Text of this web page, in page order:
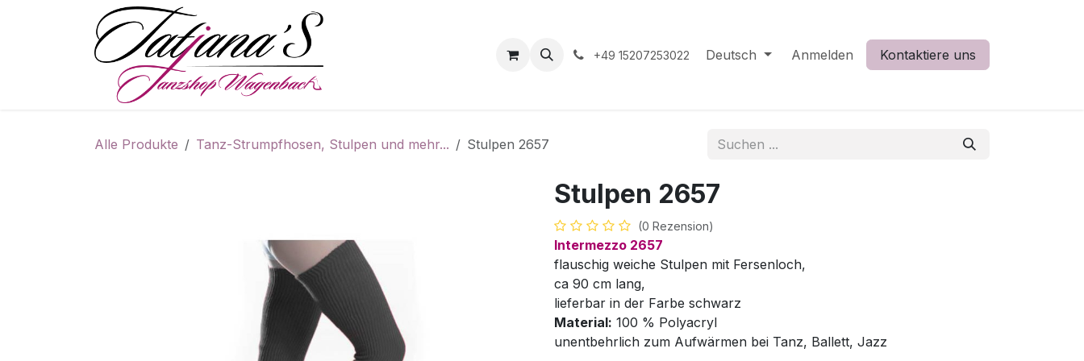
Zum Inhalt springen
Hilfe Termin +49 15207253022 Deutsch Anmelden Kontaktiere uns
Alle Produkte Tanz-Strumpfhosen, Stulpen und mehr... Stulpen 2657
Stulpen 2657
(0 Rezension)
Intermezzo 2657
flauschig weiche Stulpen mit Fersenloch,
ca 90 cm lang,
lieferbar in der Farbe schwarz
Material: 100 % Polyacryl
unentbehrlich zum Aufwärmen bei Tanz, Ballett, Jazz